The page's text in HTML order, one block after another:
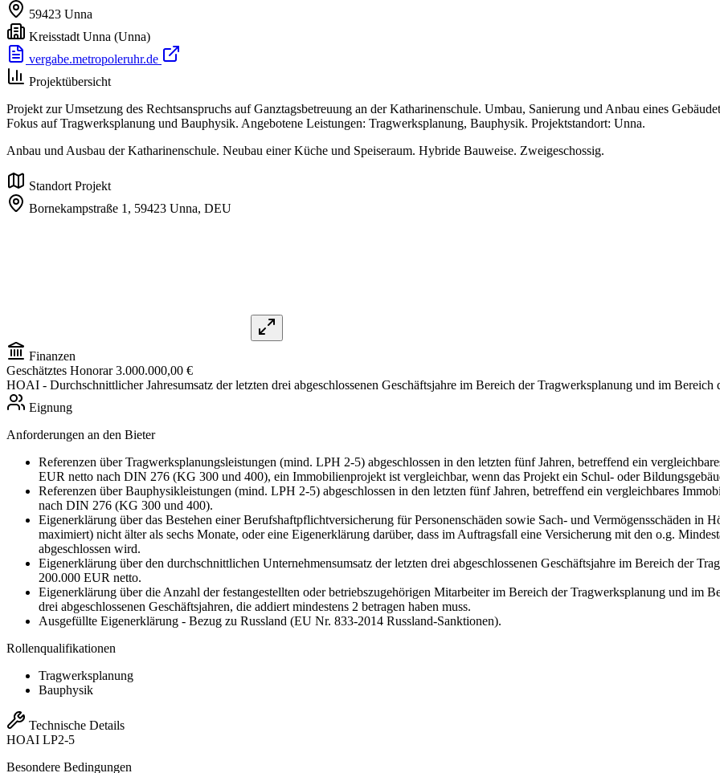
59423 Unna
Kreisstadt Unna (Unna)
vergabe.metropoleruhr.de
Projektübersicht
Projekt zur Umsetzung des Rechtsanspruchs auf Ganztagsbetreuung an der Katharinenschule. Umbau, Sanierung und Anbau eines
Fokus auf Tragwerksplanung und Bauphysik. Angebotene Leistungen: Tragwerksplanung, Bauphysik. Projektstandort: Unna.
Anbau und Ausbau der Katharinenschule. Neubau einer Küche und Speiseraum. Hybride Bauweise. Zweigeschossig.
Standort Projekt
Bornekampstraße 1, 59423 Unna, DEU
Finanzen
Geschätztes Honorar 3.000.000,00 €
HOAI - Durchschnittlicher Jahresumsatz der letzten drei abgeschlossenen Geschäftsjahre im Bereich der Tragwerksplanung und im
Eignung
Anforderungen an den Bieter
Referenzen über Tragwerksplanungsleistungen (mind. LPH 2-5) abgeschlossen in den letzten fünf Jahren, betreffend ein
EUR netto nach DIN 276 (KG 300 und 400), ein Immobilienprojekt ist vergleichbar, wenn das Projekt ein Schul- oder
Referenzen über Bauphysikleistungen (mind. LPH 2-5) abgeschlossen in den letzten fünf Jahren, betreffend ein vergleichbares
nach DIN 276 (KG 300 und 400).
Eigenerklärung über das Bestehen einer Berufshaftpflichtversicherung für Personenschäden sowie Sach- und Vermögensschäden in
maximiert) nicht älter als sechs Monate, oder eine Eigenerklärung darüber, dass im Auftragsfall eine Versicherung mit den o.g.
abgeschlossen wird.
Eigenerklärung über den durchschnittlichen Unternehmensumsatz der letzten drei abgeschlossenen Geschäftsjahre im Bereich der
200.000 EUR netto.
Eigenerklärung über die Anzahl der festangestellten oder betriebszugehörigen Mitarbeiter im Bereich der Tragwerksplanung und im
drei abgeschlossenen Geschäftsjahren, die addiert mindestens 2 betragen haben muss.
Ausgefüllte Eigenerklärung - Bezug zu Russland (EU Nr. 833-2014 Russland-Sanktionen).
Rollenqualifikationen
Tragwerksplanung
Bauphysik
Technische Details
HOAI LP2-5
Besondere Bedingungen